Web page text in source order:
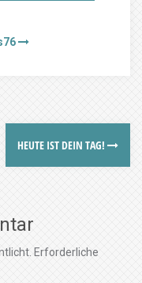
HEUTE IST DEIN TAG!
Erforderliche